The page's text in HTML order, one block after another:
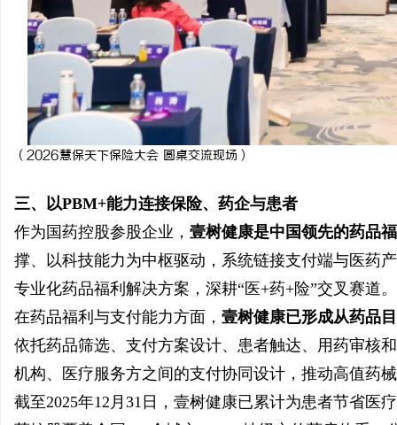
（ 2026慧保天下保险大会 圆桌交流现场 ）
三、以PBM+能力连接保险、药企与患者
作为国药控股参股企业， 壹树健康是中国领先的药品
撑、以科技能力为中枢驱动，系统链接支付端与医药
专业化药品福利解决方案，深耕“医+药+险”交叉赛道。
在药品福利与支付能力方面， 壹树健康已形成从药品
依托药品筛选、支付方案设计、患者触达、用药审核
机构、医疗服务方之间的支付协同设计，推动高值药
截至2025年12月31日，壹树健康已累计为患者节省医